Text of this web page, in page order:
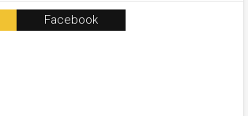
Facebook